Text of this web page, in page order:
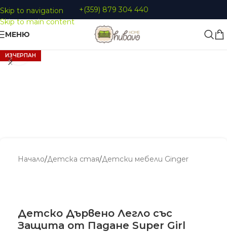
Skip to navigation
Skip to main content
+(359) 879 304 440
МЕНЮ
ИЗЧЕРПАНУвеличи
Начало/Детскa стая/Детски мебели Ginger
Детско Дървено Легло със
Защита от Падане Super Girl